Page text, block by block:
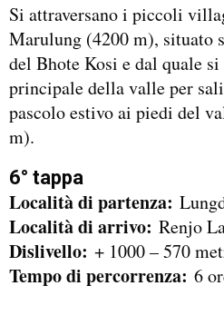
Si attraversano i piccoli
Marulung (4200 m), situato
del Bhote Kosi e dal quale
principale della valle per
pascolo estivo ai piedi del
m).
6° tappa
Località di partenza:
Località di arrivo: Renjo
Dislivello: + 1000 – 570
Tempo di percorrenza: 6